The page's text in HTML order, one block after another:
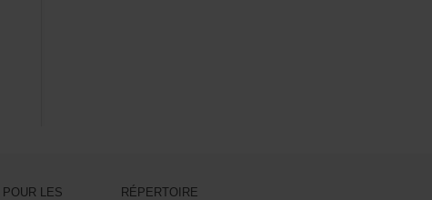
POURLES
RÉPERTOIRE